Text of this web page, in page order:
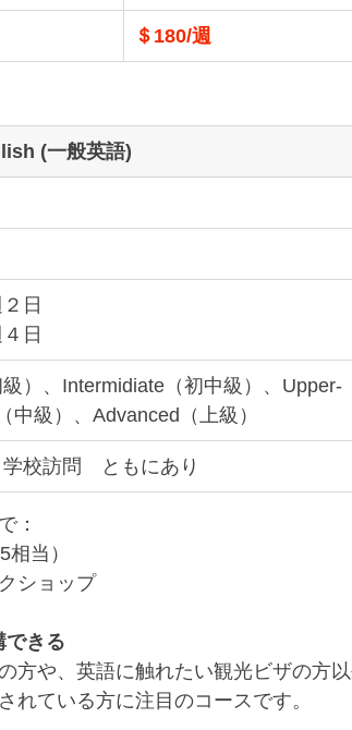
＄180/週
(一般英語)
日
日
）、Intermidiate（初中級）、Upper-
中級）、Advanced（上級）
校訪問　ともにあり
：
相当）
ショップ
できる
方や、英語に触れたい観光ビザの方
れている方に注目のコースです。